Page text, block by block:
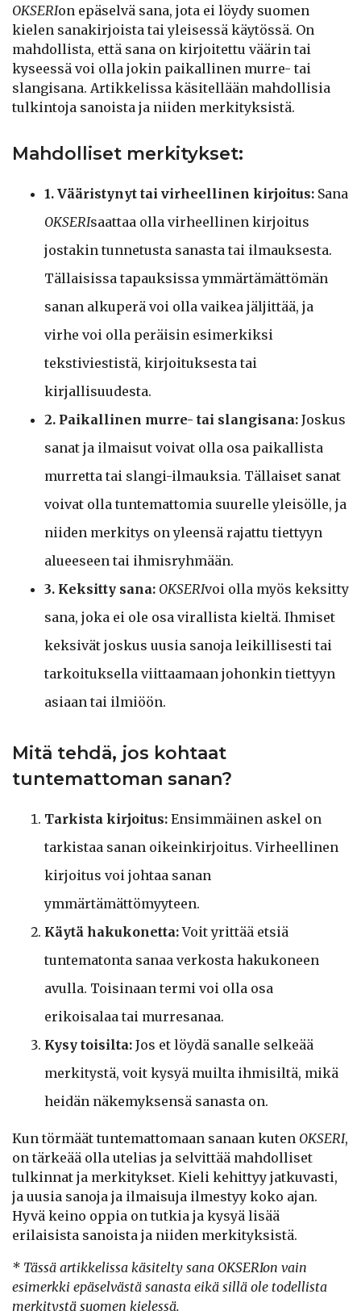
OKSERIon epäselvä sana, jota ei löydy suomen
kielen sanakirjoista tai yleisessä käytössä. On
mahdollista, että sana on kirjoitettu väärin tai
kyseessä voi olla jokin paikallinen murre- tai
slangisana. Artikkelissa käsitellään mahdollisia
tulkintoja sanoista ja niiden merkityksistä.
Mahdolliset merkitykset:
1. Vääristynyt tai virheellinen kirjoitus: Sana
OKSERIsaattaa olla virheellinen kirjoitus
jostakin tunnetusta sanasta tai ilmauksesta.
Tällaisissa tapauksissa ymmärtämättömän
sanan alkuperä voi olla vaikea jäljittää, ja
virhe voi olla peräisin esimerkiksi
tekstiviestistä, kirjoituksesta tai
kirjallisuudesta.
2. Paikallinen murre- tai slangisana: Joskus
sanat ja ilmaisut voivat olla osa paikallista
murretta tai slangi-ilmauksia. Tällaiset sanat
voivat olla tuntemattomia suurelle yleisölle, ja
niiden merkitys on yleensä rajattu tiettyyn
alueeseen tai ihmisryhmään.
3. Keksitty sana: OKSERIvoi olla myös keksitty
sana, joka ei ole osa virallista kieltä. Ihmiset
keksivät joskus uusia sanoja leikillisesti tai
tarkoituksella viittaamaan johonkin tiettyyn
asiaan tai ilmiöön.
Mitä tehdä, jos kohtaat
tuntemattoman sanan?
Tarkista kirjoitus: Ensimmäinen askel on
tarkistaa sanan oikeinkirjoitus. Virheellinen
kirjoitus voi johtaa sanan
ymmärtämättömyyteen.
Käytä hakukonetta:Voit yrittää etsiä
tuntematonta sanaa verkosta hakukoneen
avulla. Toisinaan termi voi olla osa
erikoisalaa tai murresanaa.
Kysy toisilta: Jos et löydä sanalle selkeää
merkitystä, voit kysyä muilta ihmisiltä, mikä
heidän näkemyksensä sanasta on.
Kun törmäät tuntemattomaan sanaan kuten OKSERI,
on tärkeää olla utelias ja selvittää mahdolliset
tulkinnat ja merkitykset. Kieli kehittyy jatkuvasti,
ja uusia sanoja ja ilmaisuja ilmestyy koko ajan.
Hyvä keino oppia on tutkia ja kysyä lisää
erilaisista sanoista ja niiden merkityksistä.
* Tässä artikkelissa käsitelty sana OKSERIon vain
esimerkki epäselvästä sanasta eikä sillä ole todellista
merkitystä suomen kielessä.